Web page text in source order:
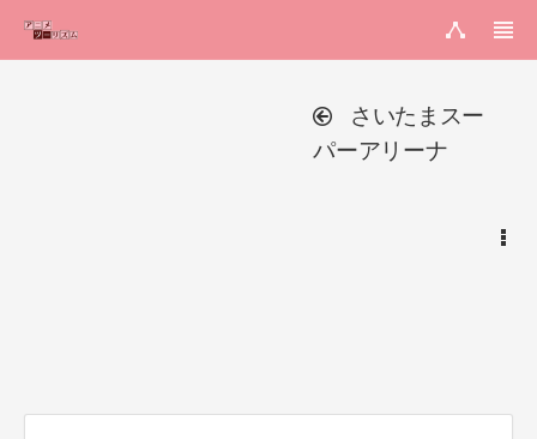
さいたまスー
パーアリーナ